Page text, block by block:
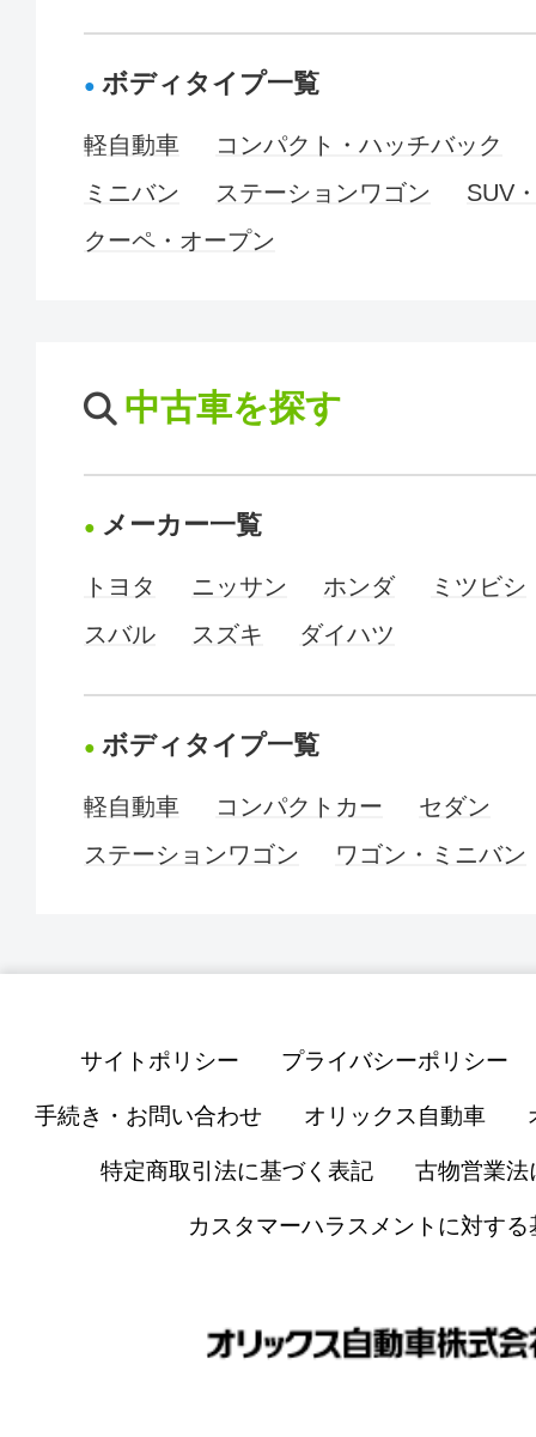
ボディタイプ一覧
軽自動車
コンパクト・ハッチバック
ミニバン
ステーションワゴン
SUV
クーペ・オープン
中古車を探す
メーカー一覧
トヨタ ニッサン ホンダ
ミツビシ
スバル
スズキ ダイハツ
ボディタイプ一覧
軽自動車 コンパクトカー
セダン
ステーションワゴン
ワゴン・ミニバン
サイトポリシー プライバシーポリシー
手続き・お問い合わせ オリックス自動車
特定商取引法に基づく表記 古物営業法
カスタマーハラスメントに対する